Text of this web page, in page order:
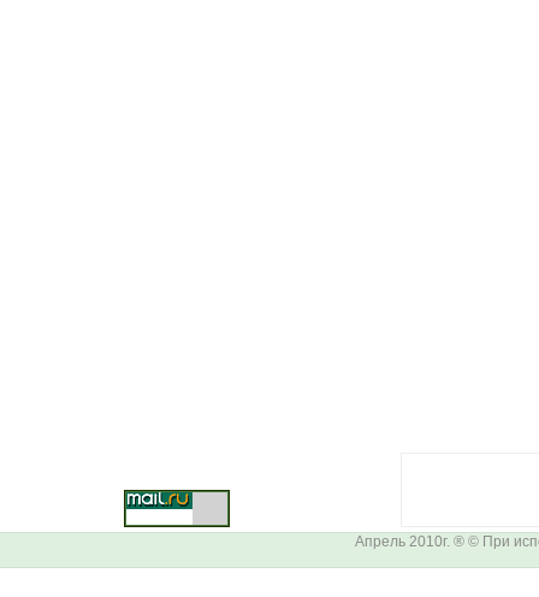
Апрель 2010г. ® © При